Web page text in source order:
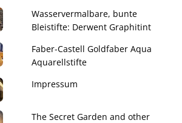
Wasservermalbare, bunte
Bleistifte: Derwent Graphitint
Faber-Castell Goldfaber Aqua
Aquarellstifte
Impressum
The Secret Garden and other